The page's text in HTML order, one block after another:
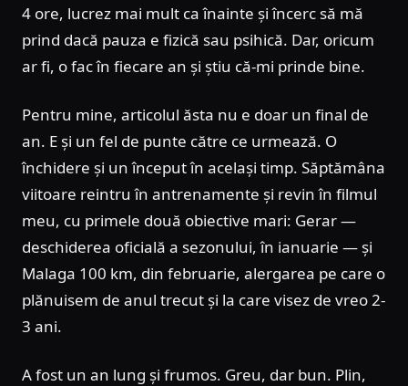
4 ore, lucrez mai mult ca înainte și încerc să mă
prind dacă pauza e fizică sau psihică. Dar, oricum
ar fi, o fac în fiecare an și știu că-mi prinde bine.
Pentru mine, articolul ăsta nu e doar un final de
an. E și un fel de punte către ce urmează. O
închidere și un început în același timp. Săptămâna
viitoare reintru în antrenamente și revin în filmul
meu, cu primele două obiective mari: Gerar —
deschiderea oficială a sezonului, în ianuarie — și
Malaga 100 km, din februarie, alergarea pe care o
plănuisem de anul trecut și la care visez de vreo 2-
3 ani.
A fost un an lung și frumos. Greu, dar bun. Plin,